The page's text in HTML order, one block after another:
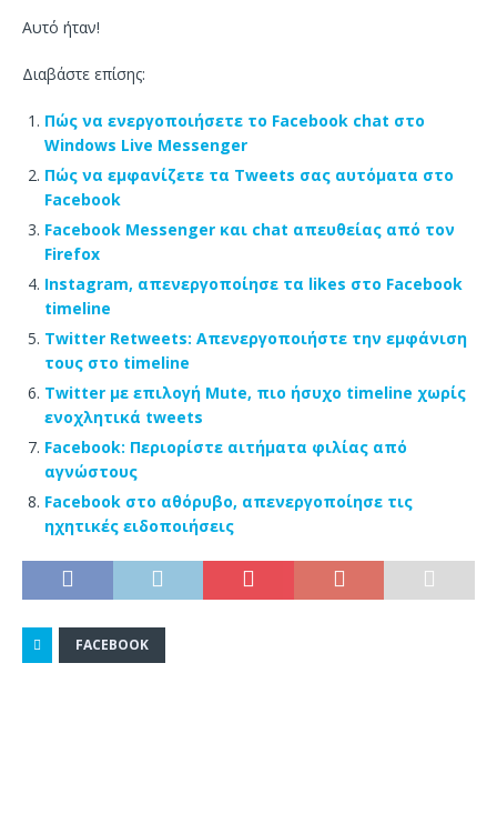
Αυτό ήταν!
Διαβάστε επίσης:
Πώς να ενεργοποιήσετε το Facebook chat στο
Windows Live Messenger
Πώς να εμφανίζετε τα Tweets σας αυτόματα στο
Facebook
Facebook Messenger και chat απευθείας από τον
Firefox
Instagram, απενεργοποίησε τα likes στο Facebook
timeline
Twitter Retweets: Απενεργοποιήστε την εμφάνιση
τους στο timeline
Twitter με επιλογή Mute, πιο ήσυχο timeline χωρίς
ενοχλητικά tweets
Facebook: Περιορίστε αιτήματα φιλίας από
αγνώστους
Facebook στο αθόρυβο, απενεργοποίησε τις
ηχητικές ειδοποιήσεις
FACEBOOK